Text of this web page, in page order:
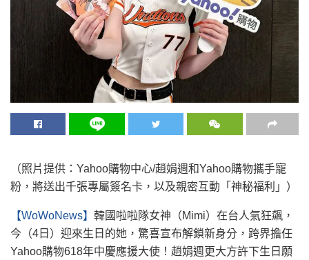
（照片提供：Yahoo購物中心/趙娟週和Yahoo購物攜手寵
粉，將送出千張專屬簽名卡，以及親密互動「神秘福利」）
【WoWoNews】 韓國啦啦隊女神（Mimi）在台人氣狂飆，
今（4日）迎來生日的她，驚喜宣布解鎖新身分，跨界擔任
Yahoo購物618年中慶應援大使！趙娟週更大方許下生日願